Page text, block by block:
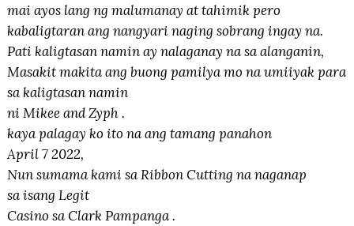
mai ayos lang ng malumanay at tahimik pero
kabaligtaran ang nangyari naging sobrang ingay na.
Pati kaligtasan namin ay nalaganay na sa alanganin,
Masakit makita ang buong pamilya mo na umiiyak para
sa kaligtasan namin
ni Mikee and Zyph .
kaya palagay ko ito na ang tamang panahon
April 7 2022,
Nun sumama kami sa Ribbon Cutting na naganap
sa isang Legit
Casino sa Clark Pampanga .